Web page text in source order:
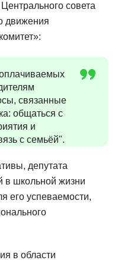
совета
движения
связанные
общаться с
и
с семьёй".
депутата
в школьной жизни
его успеваемости,
в области